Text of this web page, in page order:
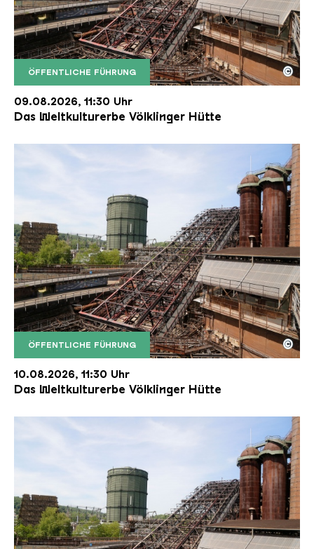
ÖFFENTLICHE FÜHRUNG
Der Erzschrägaufzug der Völklinger Hütte mit
Copyright: Weltkulturerbe Völklinger Hütte | Karl
©
09.08.2026, 11:30 Uhr
Das Weltkulturerbe Völklinger Hütte
ÖFFENTLICHE FÜHRUNG
Der Erzschrägaufzug der Völklinger Hütte mit
Copyright: Weltkulturerbe Völklinger Hütte | Karl
©
10.08.2026, 11:30 Uhr
Das Weltkulturerbe Völklinger Hütte